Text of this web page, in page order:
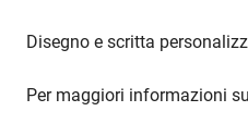
Disegno e scritta
Per maggiori informazioni